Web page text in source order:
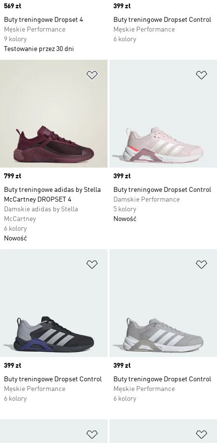
Price
569 zł
Buty treningowe Dropset 4
Męskie Performance
9 kolory
Testowanie przez 30 dni
Price
399 zł
Buty treningowe Dropset Control
Męskie Performance
6 kolory
Price
799 zł
Buty treningowe adidas by Stella
McCartney DROPSET 4
Damskie adidas by Stella
McCartney
6 kolory
Nowość
Price
399 zł
Buty treningowe Dropset Control
Damskie Performance
5 kolory
Nowość
Price
399 zł
Buty treningowe Dropset Control
Męskie Performance
6 kolory
Price
399 zł
Buty treningowe Dropset Control
Męskie Performance
6 kolory